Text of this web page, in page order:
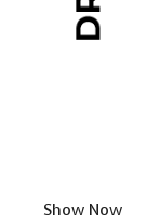
Show Now